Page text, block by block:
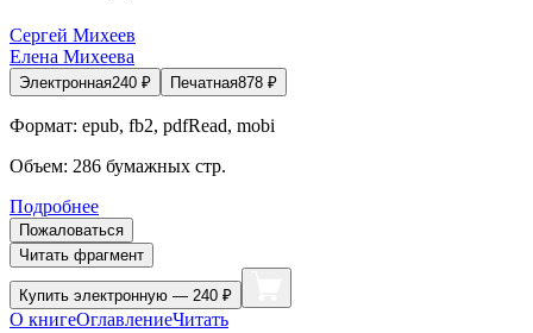
Сергей Михеев
Елена Михеева
Электронная240 ₽ Печатная878 ₽
Формат: epub, fb2, pdfRead, mobi
Объем: 286 бумажных стр.
Подробнее
Пожаловаться
Читать фрагмент
Купить электронную — 240 ₽
О книгеОглавлениеЧитать